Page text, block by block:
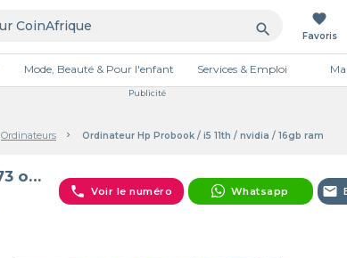
search
favorite
Favoris
Mode, Beauté & Pour l'enfant Services & Emploi
Publicité
Ordinateurs Ordinateur Hp Probook / i5 11th / nvidia / 16gb ram
77 415 95 73 ordinateur portab
phone Voir le numéro Whatsapp email